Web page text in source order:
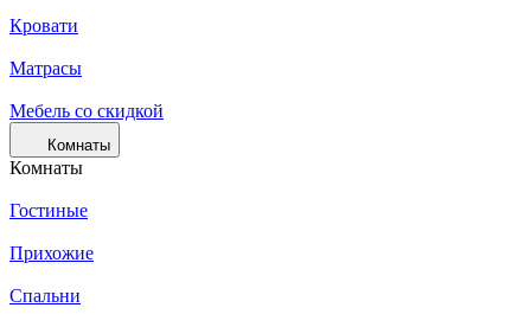
Кровати
Матрасы
Мебель со скидкой
Комнаты
Комнаты
Гостиные
Прихожие
Спальни